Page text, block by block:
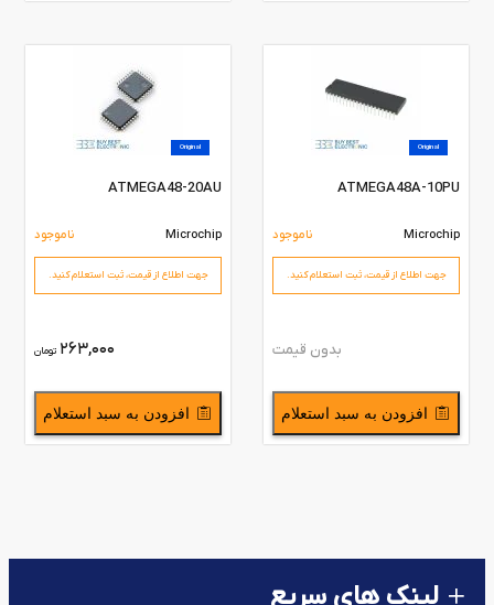
Original
ATMEGA48A-10PU
Microchip ناموجود
جهت اطلاع از قیمت،‌ ثبت استعلام کنید.
بدون قیمت
افزودن به سبد استعلام
Original
ATMEGA48-20AU
Microchip ناموجود
جهت اطلاع از قیمت،‌ ثبت استعلام کنید.
263,000 تومان
افزودن به سبد استعلام
لینک های سریع